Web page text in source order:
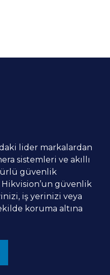
lider markalardan
sistemleri ve akıllı
güvenlik
Hikvision’un güvenlik
iş yerinizi veya
koruma altına